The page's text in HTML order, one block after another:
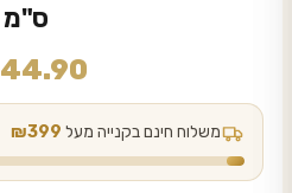
ס"מ
44.90
משלוח חינם בקנייה מעל ₪399